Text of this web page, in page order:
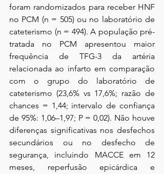
foram randomizados para receber HNF
no PCM (n = 505) ou no laboratório de
cateterismo (n = 494). A população pré-
tratada no PCM apresentou maior
frequência de TFG-3 da artéria
relacionada ao infarto em comparação
com o grupo do laboratório de
cateterismo (23,6% vs 17,6%; razão de
chances = 1,44; intervalo de confiança
de 95%: 1,06–1,97; P = 0,02). Não houve
diferenças significativas nos desfechos
secundários ou no desfecho de
segurança, incluindo MACCE em 12
meses, reperfusão epicárdica e